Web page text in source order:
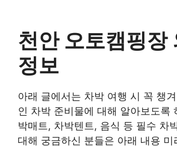
천안 오토캠핑장
정보
아래 글에서는 차박 여행 시 꼭 챙
인 차박 준비물에 대해 알아보도록
박매트, 차박텐트, 음식 등 필수 차
대해 궁금하신 분들은 아래 내용 미